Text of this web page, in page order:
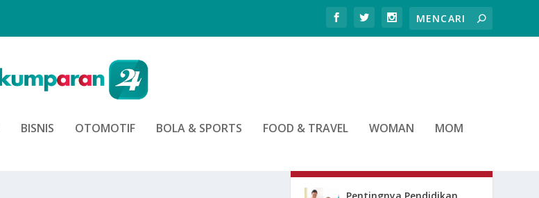
BISNIS OTOMOTIF BOLA & SPORTS FOOD & TRAVEL WOMAN MOM